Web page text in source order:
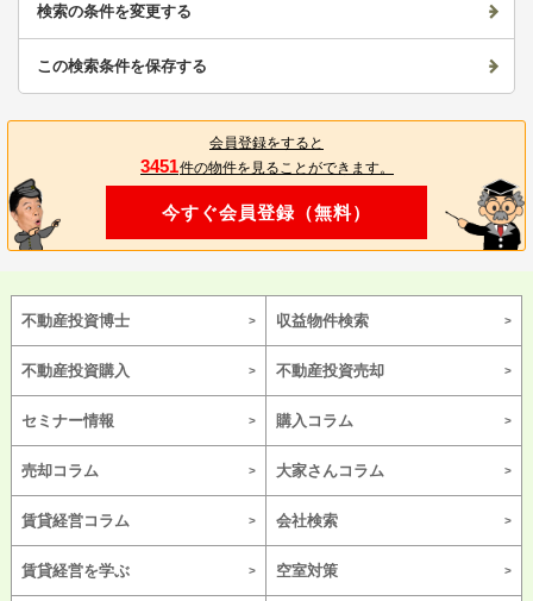
検索の条件を変更する
この検索条件を保存する
会員登録をすると
3451件の物件を見ることができます。
今すぐ会員登録（無料）
不動産投資博士 収益物件検索
不動産投資購入 不動産投資売却
セミナー情報 購入コラム
売却コラム 大家さんコラム
賃貸経営コラム 会社検索
賃貸経営を学ぶ 空室対策